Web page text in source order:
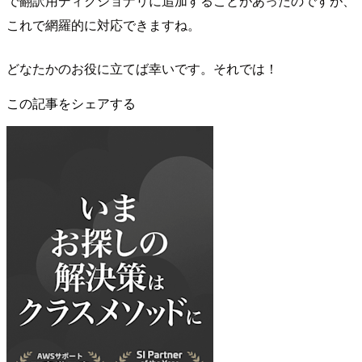
これで網羅的に対応できますね。
どなたかのお役に立てば幸いです。それでは！
この記事をシェアする